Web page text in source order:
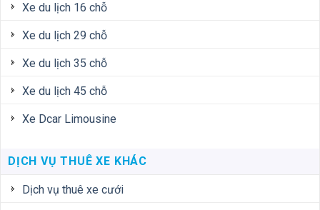
Xe du lịch 16 chỗ
Xe du lịch 29 chỗ
Xe du lịch 35 chỗ
Xe du lịch 45 chỗ
Xe Dcar Limousine
DỊCH VỤ THUÊ XE KHÁC
Dịch vụ thuê xe cưới